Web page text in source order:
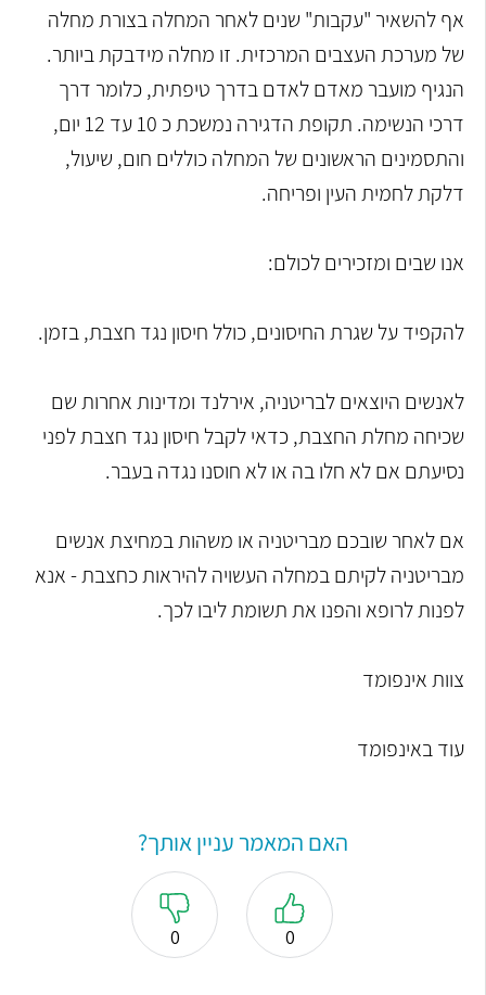
אף להשאיר "עקבות" שנים לאחר המחלה בצורת מחלה
של מערכת העצבים המרכזית. זו מחלה מידבקת ביותר.
הנגיף מועבר מאדם לאדם בדרך טיפתית, כלומר דרך
דרכי הנשימה. תקופת הדגירה נמשכת כ 10 עד 12 יום,
והתסמינים הראשונים של המחלה כוללים חום, שיעול,
דלקת לחמית העין ופריחה.
אנו שבים ומזכירים לכולם:
להקפיד על שגרת החיסונים, כולל חיסון נגד חצבת, בזמן.
לאנשים היוצאים לבריטניה, אירלנד ומדינות אחרות שם
שכיחה מחלת החצבת, כדאי לקבל חיסון נגד חצבת לפני
נסיעתם אם לא חלו בה או לא חוסנו נגדה בעבר.
אם לאחר שובכם מבריטניה או משהות במחיצת אנשים
מבריטניה לקיתם במחלה העשויה להיראות כחצבת - אנא
לפנות לרופא והפנו את תשומת ליבו לכך.
צוות אינפומד
עוד באינפומד
האם המאמר עניין אותך?
0
0